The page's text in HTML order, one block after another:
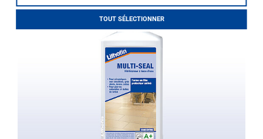
TOUT SÉLECTIONNER
LITHOFINDER